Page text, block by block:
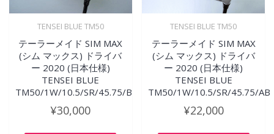
TENSEI BLUE TM50
テーラーメイド SIM MAX
(シム マックス) ドライバ
ー 2020 (日本仕様)
TENSEI BLUE
TM50/1W/10.5/SR/45.75/B
¥30,000
TENSEI BLUE TM50
テーラーメイド SIM MAX
(シム マックス) ドライバ
ー 2020 (日本仕様)
TENSEI BLUE
TM50/1W/10.5/SR/45.75/AB
¥22,000